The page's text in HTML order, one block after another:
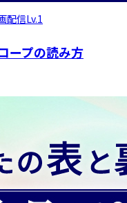
配信Lv.1
ープの読み方